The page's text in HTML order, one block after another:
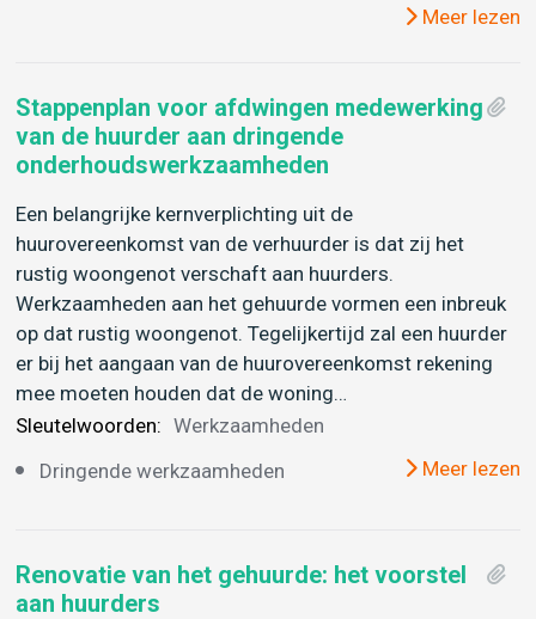
Meer lezen
Stappenplan voor afdwingen medewerking
van de huurder aan dringende
onderhoudswerkzaamheden
Een belangrijke kernverplichting uit de
huurovereenkomst van de verhuurder is dat zij het
rustig woongenot verschaft aan huurders.
Werkzaamheden aan het gehuurde vormen een inbreuk
op dat rustig woongenot. Tegelijkertijd zal een huurder
er bij het aangaan van de huurovereenkomst rekening
mee moeten houden dat de woning…
Sleutelwoorden: Werkzaamheden
Dringende werkzaamheden
Meer lezen
Renovatie van het gehuurde: het voorstel
aan huurders